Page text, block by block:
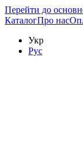
Перейти до
КаталогПро нас
Укр
Рус